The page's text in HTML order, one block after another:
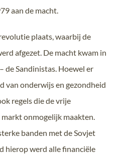
aan de macht.
plaats, waarbij de
afgezet. De macht kwam in
de Sandinistas. Hoewel er
van onderwijs en gezondheid
regels die de vrije
onmogelijk maakten.
banden met de Sovjet
hierop werd alle financiële